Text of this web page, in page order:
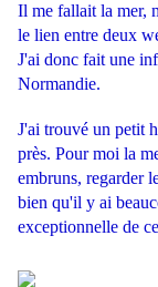
Il me fallait la mer,
le lien entre deux
J'ai donc fait une
Normandie.
J'ai trouvé un petit
près. Pour moi la
embruns, regarder
bien qu'il y ai
exceptionnelle de